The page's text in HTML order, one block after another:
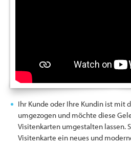
Ihr Kunde oder Ihre Kundin ist mit
umgezogen und möchte diese
Visitenkarten umgestalten lassen.
Visitenkarte ein neues und